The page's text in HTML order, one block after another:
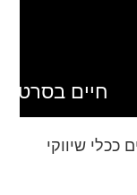
חיים בסרט